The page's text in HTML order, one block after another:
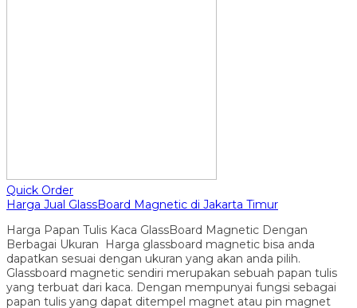
Quick Order
Harga Jual GlassBoard Magnetic di Jakarta Timur
Harga Papan Tulis Kaca GlassBoard Magnetic Dengan
Berbagai Ukuran Harga glassboard magnetic bisa anda
dapatkan sesuai dengan ukuran yang akan anda pilih.
Glassboard magnetic sendiri merupakan sebuah papan tulis
yang terbuat dari kaca. Dengan mempunyai fungsi sebagai
papan tulis yang dapat ditempel magnet atau pin magnet